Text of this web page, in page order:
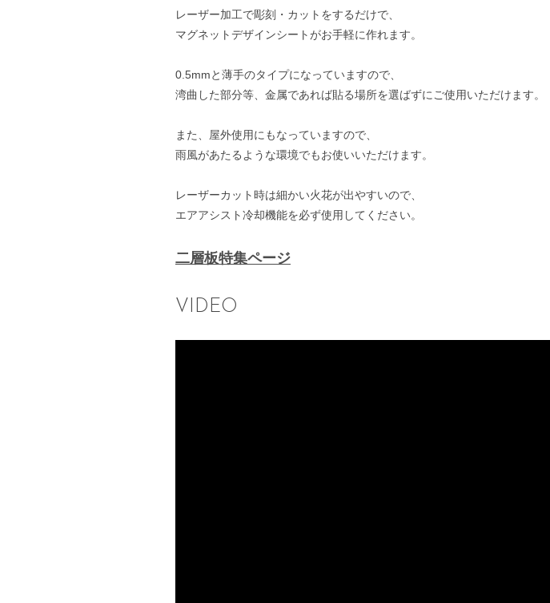
レーザー加工で彫刻・カットをするだけで、
マグネットデザインシートがお手軽に作れます。
0.5mmと薄手のタイプになっていますので、
湾曲した部分等、金属であれば貼る場所を選ばずにご使用いただけます。
また、屋外使用にもなっていますので、
雨風があたるような環境でもお使いいただけます。
レーザーカット時は細かい火花が出やすいので、
エアアシスト冷却機能を必ず使用してください。
二層板特集ページ
VIDEO